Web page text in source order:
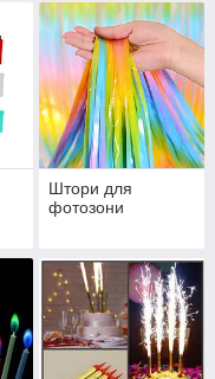
Штори для
фотозони